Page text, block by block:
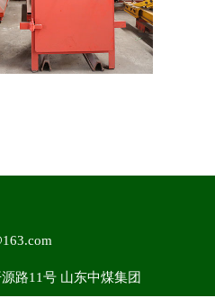
路11号 山东中煤集团